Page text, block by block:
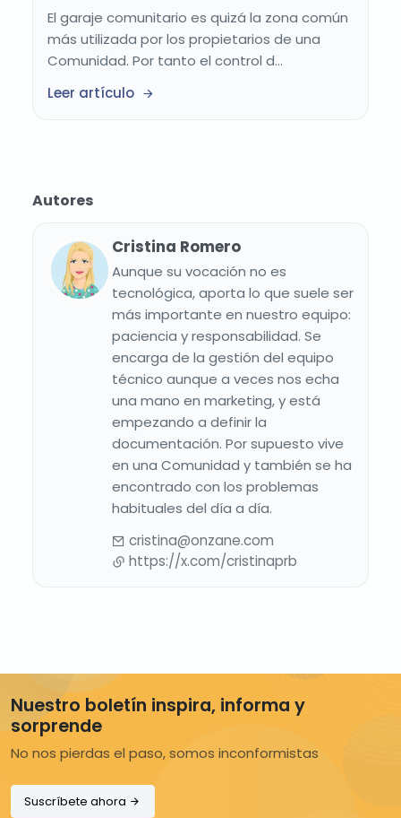
El garaje comunitario es quizá la zona común
más utilizada por los propietarios de una
Comunidad. Por tanto el control d...
Leer artículo
Autores
Cristina Romero
Aunque su vocación no es
tecnológica, aporta lo que suele ser
más importante en nuestro equipo:
paciencia y responsabilidad. Se
encarga de la gestión del equipo
técnico aunque a veces nos echa
una mano en marketing, y está
empezando a definir la
documentación. Por supuesto vive
en una Comunidad y también se ha
encontrado con los problemas
habituales del día a día.
cristina@onzane.com
https://x.com/cristinaprb
Nuestro boletín inspira, informa y
sorprende
No nos pierdas el paso, somos inconformistas
Suscríbete ahora